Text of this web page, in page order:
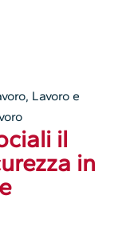
, Lavoro e
il
in